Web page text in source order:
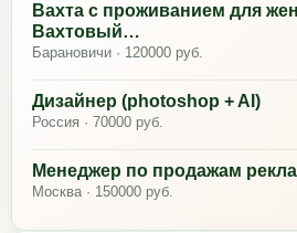
Вахта с проживанием для
Вахтовый…
Барановичи · 120000 руб.
Дизайнер (photoshop + AI)
Россия · 70000 руб.
Менеджер по продажам
Москва · 150000 руб.